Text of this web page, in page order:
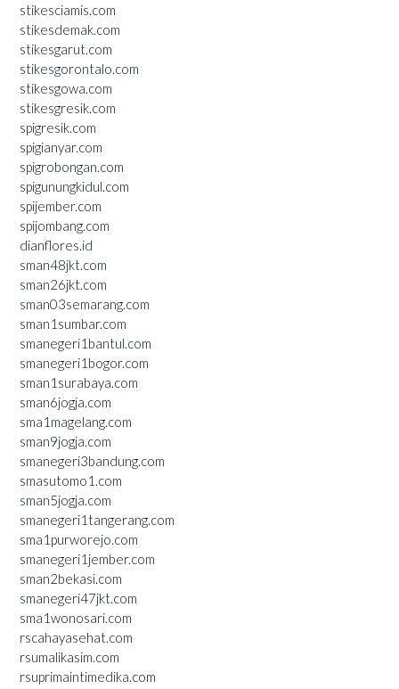
stikesciamis.com
stikesdemak.com
stikesgarut.com
stikesgorontalo.com
stikesgowa.com
stikesgresik.com
spigresik.com
spigianyar.com
spigrobongan.com
spigunungkidul.com
spijember.com
spijombang.com
dianflores.id
sman48jkt.com
sman26jkt.com
sman03semarang.com
sman1sumbar.com
smanegeri1bantul.com
smanegeri1bogor.com
sman1surabaya.com
sman6jogja.com
sma1magelang.com
sman9jogja.com
smanegeri3bandung.com
smasutomo1.com
sman5jogja.com
smanegeri1tangerang.com
sma1purworejo.com
smanegeri1jember.com
sman2bekasi.com
smanegeri47jkt.com
sma1wonosari.com
rscahayasehat.com
rsumalikasim.com
rsuprimaintimedika.com